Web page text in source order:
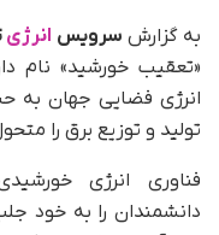
به گزارش سرویس انرژی
«تعقیب خورشید» نام
انرژی فضایی جهان به
تولید و توزیع برق را
فناوری انرژی
دانشمندان را به خود